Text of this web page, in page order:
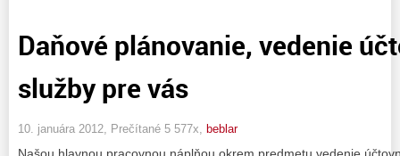
Daňové plánovanie, vedenie
služby pre vás
10. januára 2012, Prečítané 5 577x, beblar
Našou hlavnou pracovnou náplňou okrem predmetu vedenie